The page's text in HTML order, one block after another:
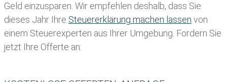
Geld einzusparen. Wir empfehlen deshalb, dass Sie
dieses Jahr Ihre Steuererklärung machen lassen von
einem Steuerexperten aus Ihrer Umgebung. Fordern Sie
jetzt Ihre Offerte an: